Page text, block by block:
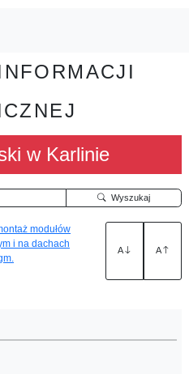
w Karlinie
Wyszukaj
modułów
i na dachach
A A